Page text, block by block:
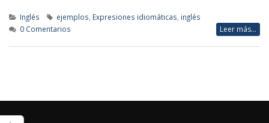
Inglés ejemplos Expresiones idiomáticas inglés
0 Comentarios
Leer más...